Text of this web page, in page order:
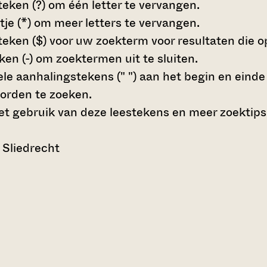
(?) om één letter te vervangen.
(*) om meer letters te vervangen.
($)voor uw zoekterm voor resultaten die
(-) om zoektermen uit te sluiten.
aanhalingstekens (" ") aan het begin en
te zoeken.
gebruik van deze leestekens en meer